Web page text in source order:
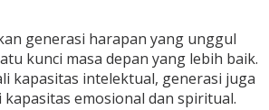
generasi harapan yang unggul
kunci masa depan yang lebih baik.
kapasitas intelektual, generasi juga
emosional dan spiritual.